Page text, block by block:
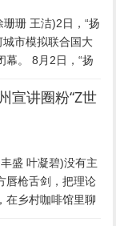
珊 王洁)2日，“扬
城市模拟联合国大
幕。 8月2日，“扬
幕。崔佳明 摄...
宣讲圈粉“Z世
盛 叶凝碧)没有主
唇枪舌剑，把理论
在乡村咖啡馆里聊